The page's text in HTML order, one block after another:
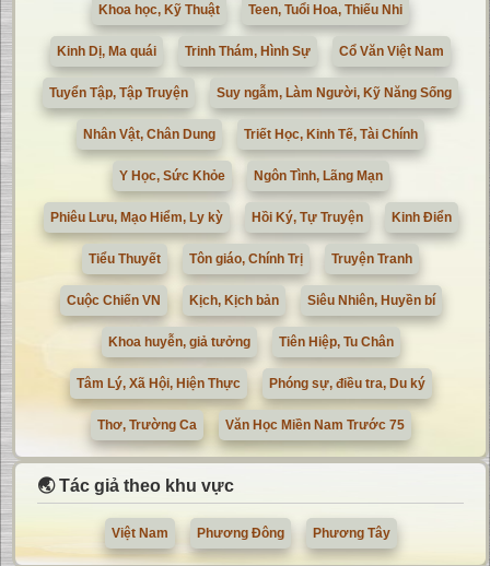
Khoa học, Kỹ Thuật Teen, Tuổi Hoa, Thiếu Nhi
Kinh Dị, Ma quái Trinh Thám, Hình Sự Cổ Văn Việt Nam
Tuyển Tập, Tập Truyện Suy ngẫm, Làm Người, Kỹ Năng Sống
Nhân Vật, Chân Dung Triết Học, Kinh Tế, Tài Chính
Y Học, Sức Khỏe Ngôn Tình, Lãng Mạn
Phiêu Lưu, Mạo Hiểm, Ly kỳ Hồi Ký, Tự Truyện Kinh Điển
Tiểu Thuyết Tôn giáo, Chính Trị Truyện Tranh
Cuộc Chiến VN Kịch, Kịch bản Siêu Nhiên, Huyền bí
Khoa huyễn, giả tưởng Tiên Hiệp, Tu Chân
Tâm Lý, Xã Hội, Hiện Thực Phóng sự, điều tra, Du ký
Thơ, Trường Ca Văn Học Miền Nam Trước 75
🌏 Tác giả theo khu vực
Việt Nam Phương Đông Phương Tây